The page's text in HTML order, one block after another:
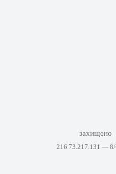
захищено
216.73.217.131 —